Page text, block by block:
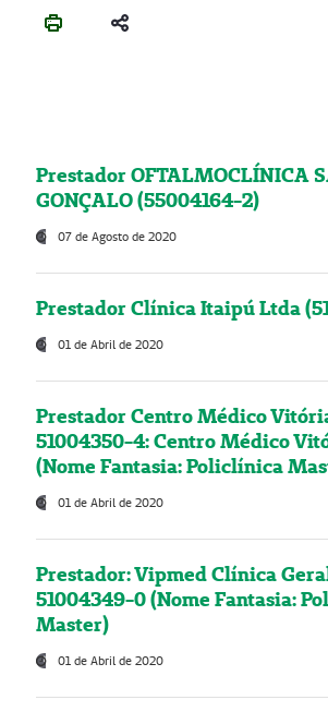
Prestador OFTALMOCLÍNICA
GONÇALO (55004164-2)
07 de Agosto de 2020
Prestador Clínica Itaipú Ltda
01 de Abril de 2020
Prestador Centro Médico
51004350-4: Centro Médico
(Nome Fantasia: Policlínica
01 de Abril de 2020
Prestador: Vipmed Clínica
51004349-0 (Nome Fantasia:
Master)
01 de Abril de 2020